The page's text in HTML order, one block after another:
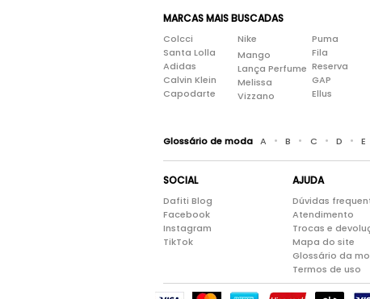
MARCAS MAIS BUSCADAS
Colcci
Santa Lolla
Adidas
Calvin Klein
Capodarte
Nike
Mango
Lança Perfume
Melissa
Vizzano
Puma
Fila
Reserva
GAP
Ellus
Glossário de moda A • B • C • D • E
SOCIAL
Dafiti Blog
Facebook
Instagram
TikTok
AJUDA
Dúvidas
Atendimento
Trocas e
Mapa do site
Glossário da
Termos de uso